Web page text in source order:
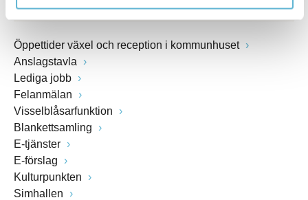
SNABBVAL
Öppettider växel och reception i kommunhuset
Anslagstavla
Lediga jobb
Felanmälan
Visselblåsarfunktion
Blankettsamling
E-tjänster
E-förslag
Kulturpunkten
Simhallen